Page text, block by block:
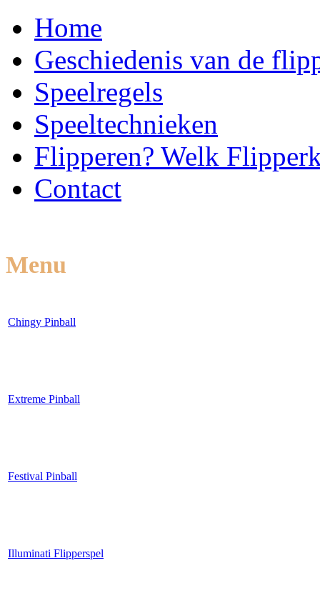
Home
Geschiedenis van de
Speelregels
Speeltechnieken
Flipperen? Welk
Contact
Menu
Chingy Pinball
Extreme Pinball
Festival Pinball
Illuminati Flipperspel